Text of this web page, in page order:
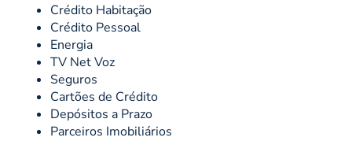
Crédito Habitação
Crédito Pessoal
Energia
TV Net Voz
Seguros
Cartões de Crédito
Depósitos a Prazo
Parceiros Imobiliários